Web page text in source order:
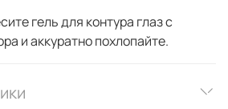
гель для контура глаз с
и аккуратно похлопайте.